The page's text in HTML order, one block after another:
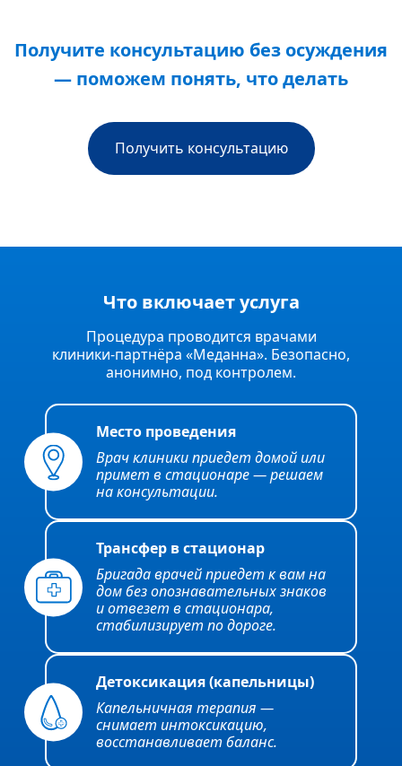
Получите консультацию без осуждения
— поможем понять, что делать
Получить консультацию
Что включает услуга
Процедура проводится врачами
клиники‑партнёра «Меданна». Безопасно,
анонимно, под контролем.
Место проведения
Врач клиники приедет домой или
примет в стационаре — решаем
на консультации.
Трансфер в стационар
Бригада врачей приедет к вам на
дом без опознавательных знаков
и отвезет в стационара,
стабилизирует по дороге.
Детоксикация (капельницы)
Капельничная терапия —
снимает интоксикацию,
восстанавливает баланс.